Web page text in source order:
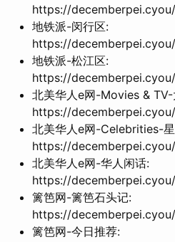
https://
地铁派-闵行区:
https://
地铁派-松江区:
https://
北美华人e网-Movies & TV-
https://
北美华人e网-Celebrities-
https://
北美华人e网-华人闲话:
https://
篱笆网-篱笆石头记:
https://
篱笆网-今日推荐: